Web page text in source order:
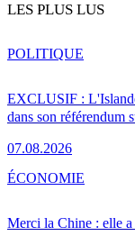
LES PLUS LUS
EXCLUSIF :
dans son référendum
07.08.2026
POLITIQUE
Merci la Chine : elle a
ÉCONOMIE